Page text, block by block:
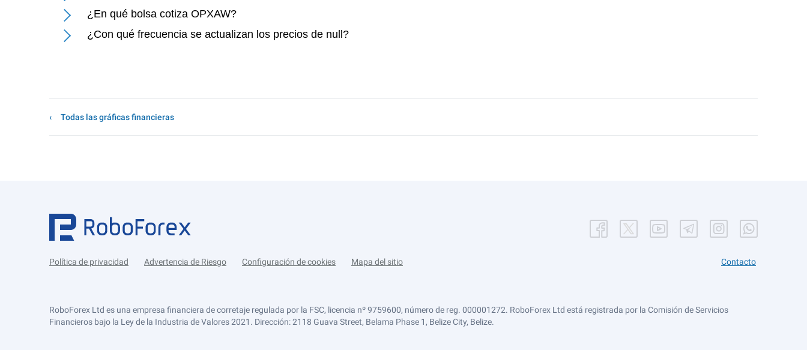
¿En qué bolsa cotiza OPXAW?
¿Con qué frecuencia se actualizan los precios de null?
Todas las gráficas financieras
Política de privacidad Advertencia de Riesgo Configuración de cookies Mapa del sitio Contacto
RoboForex Ltd es una empresa financiera de corretaje regulada por la FSC, licencia nº 9759600, número de reg. 000001272. RoboForex Ltd está registrada por la Comisión de Servicios
Financieros bajo la Ley de la Industria de Valores 2021. Dirección: 2118 Guava Street, Belama Phase 1, Belize City, Belize.